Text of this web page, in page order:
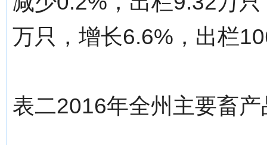
万只，增长6.6%，出栏
表二2016年全州主要畜